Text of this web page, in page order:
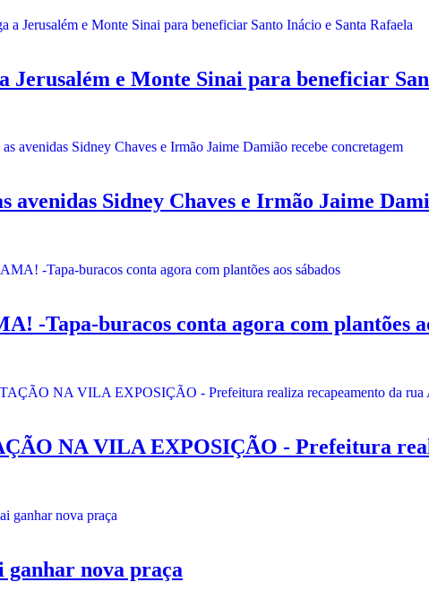
Jerusalém e Monte Sinai para beneficiar
Sidney Chaves e Irmão Jaime
-Tapa-buracos conta agora com plantões
NA VILA EXPOSIÇÃO - Prefeitura
nova praça